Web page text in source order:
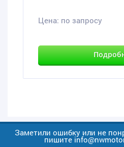
Цена: по запросу
Заметили ошибку или не
пишите